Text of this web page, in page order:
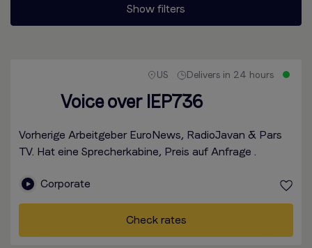
US Delivers in 24 hours
Voice over IEP736
Vorherige Arbeitgeber EuroNews, RadioJavan & Pars
TV. Hat eine Sprecherkabine, Preis auf Anfrage .
Corporate
Check rates